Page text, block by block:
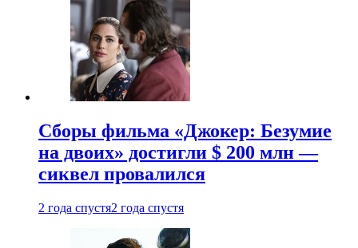
Сборы фильма «Джокер: Безумие
на двоих» достигли $ 200 млн —
сиквел провалился
2 года спустя2 года спустя